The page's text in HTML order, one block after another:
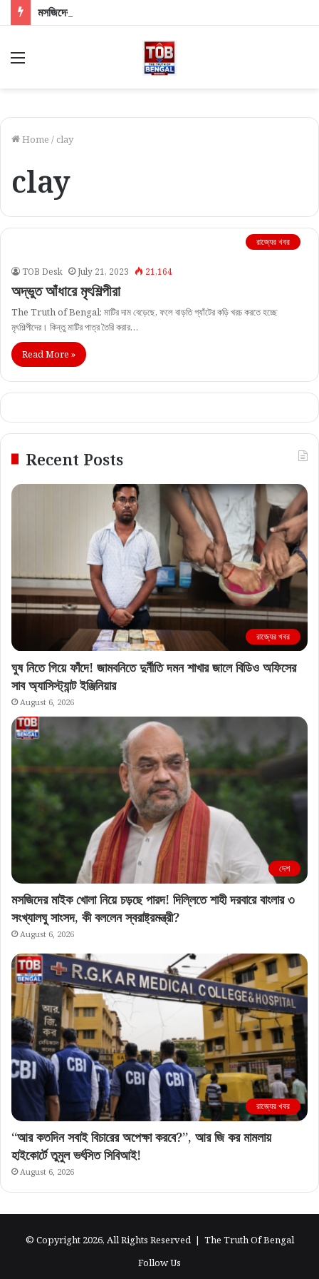
Menu
Home / clay
clay
রাজ্যের খবর
TOB Desk July 21, 2023 21,164
অদ্ভুত আঁধারে মৃৎশিল্পীরা
The Truth of Bengal: মাটির দাম বেড়েছে, ফলে বাড়তি গ্যাঁটের কড়ি খরচ করতে হচ্ছে
মৃৎশিল্পীদের। কিন্তু মাটির পাত্র তৈরি করার…
Read More »
Recent Posts
রাজ্যের খবর
ঘুষ নিতে গিয়ে ফাঁদে! জামবনিতে দুর্নীতি দমন শাখার জালে বিডিও অফিসের
সাব অ্যাসিস্ট্যান্ট ইঞ্জিনিয়ার
August 6, 2026
দেশ
মসজিদের মাইক খোলা নিয়ে চড়ছে পারদ! দিল্লিতে শাহী দরবারে বাংলার ৩
সংখ্যালঘু সাংসদ, কী বললেন স্বরাষ্ট্রমন্ত্রী?
August 6, 2026
রাজ্যের খবর
“আর কতদিন সবাই বিচারের অপেক্ষা করবে?”, আর জি কর মামলায়
হাইকোর্টে তুমুল ভর্ৎসিত সিবিআই!
August 6, 2026
© Copyright 2026, All Rights Reserved | The Truth Of Bengal
Follow Us